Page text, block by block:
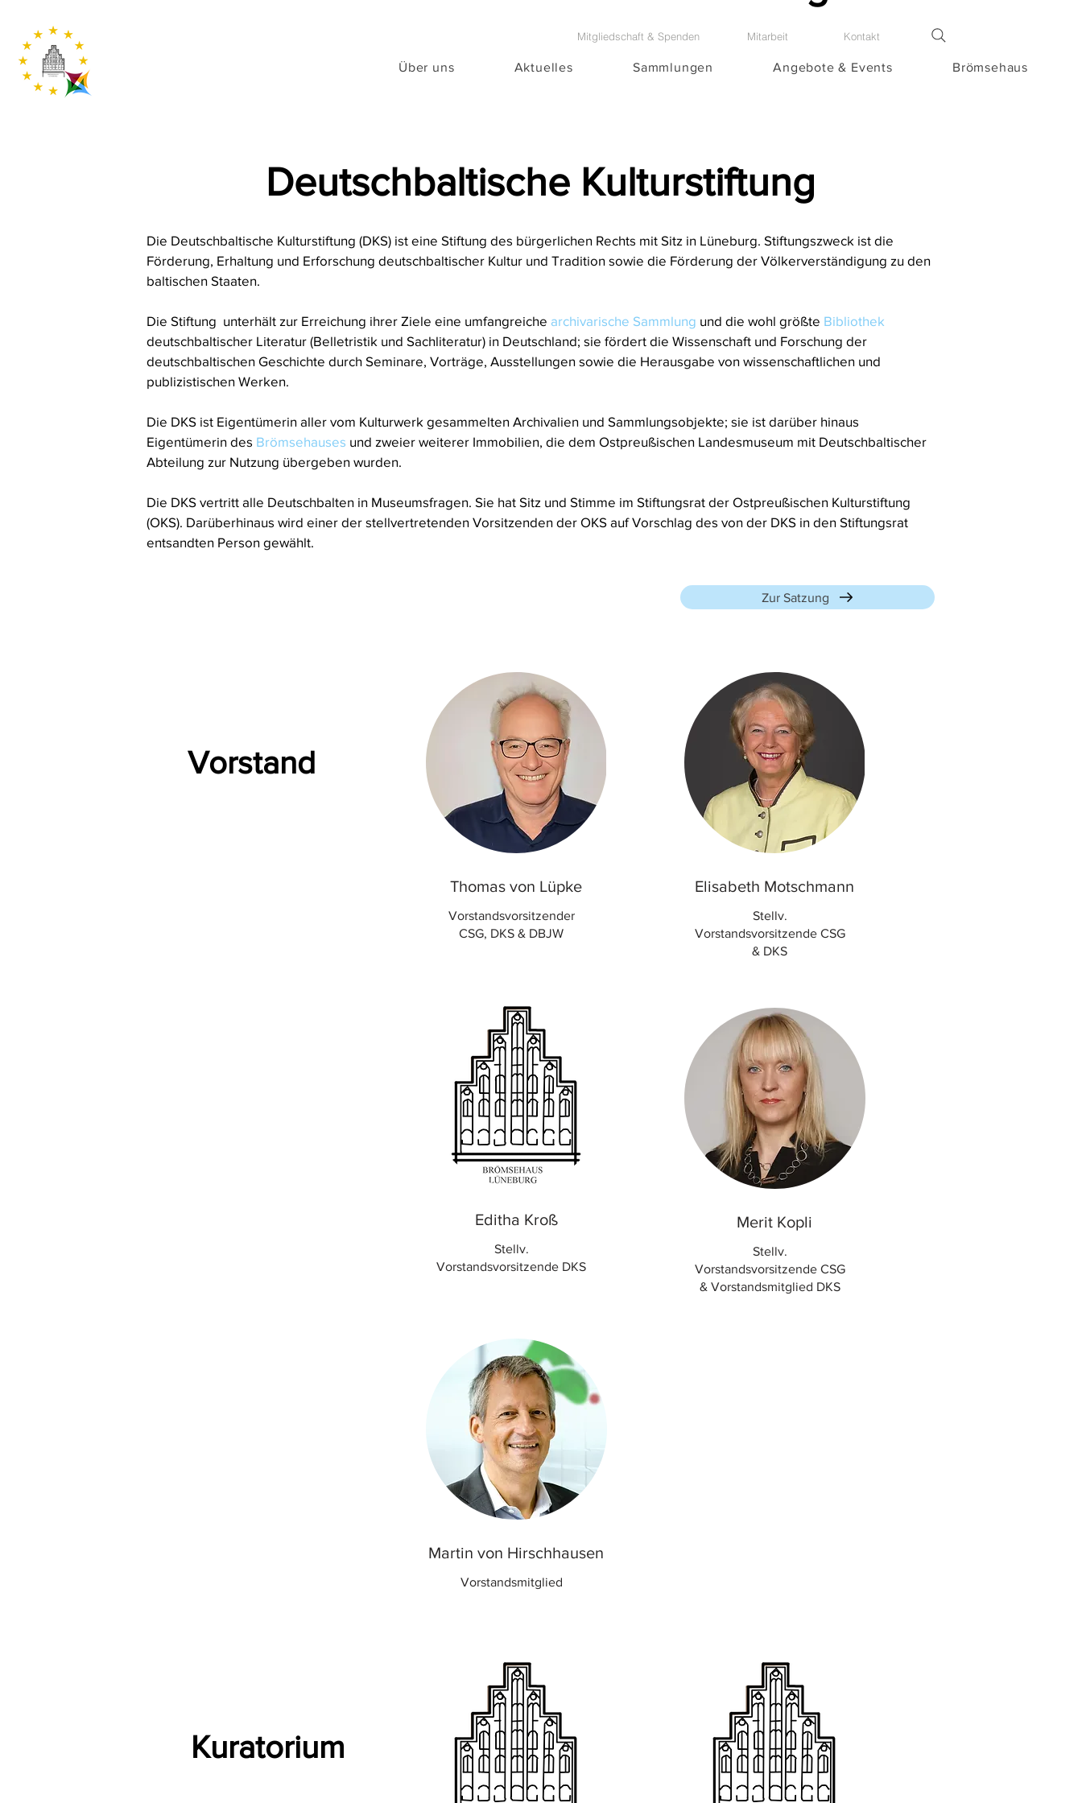
Mitarbeit Kontakt
Über uns Aktuelles Sammlungen Angebote & Events Brömsehaus
Mitgliedschaft & Spenden
Deutschbaltische Kulturstiftung
Die Deutschbaltische Kulturstiftung (DKS) ist eine Stiftung des bürgerlichen Rechts mit Sitz in Lüneburg. Stiftungszweck ist die
Förderung, Erhaltung und Erforschung deutschbaltischer Kultur und Tradition sowie die Förderung der Völkerverständigung zu den
baltischen Staaten.
Die Stiftung unterhält zur Erreichung ihrer Ziele eine umfangreiche archivarische Sammlung und die wohl größte Bibliothek
deutschbaltischer Literatur (Belletristik und Sachliteratur) in Deutschland; sie fördert die Wissenschaft und Forschung der
deutschbaltischen Geschichte durch Seminare, Vorträge, Ausstellungen sowie die Herausgabe von wissenschaftlichen und
publizistischen Werken.
Die DKS ist Eigentümerin aller vom Kulturwerk gesammelten Archivalien und Sammlungsobjekte; sie ist darüber hinaus
Eigentümerin des Brömsehauses und zweier weiterer Immobilien, die dem Ostpreußischen Landesmuseum mit Deutschbaltischer
Abteilung zur Nutzung übergeben wurden.
Die DKS vertritt alle Deutschbalten in Museumsfragen. Sie hat Sitz und Stimme im Stiftungsrat der Ostpreußischen Kulturstiftung
(OKS). Darüberhinaus wird einer der stellvertretenden Vorsitzenden der OKS auf Vorschlag des von der DKS in den Stiftungsrat
entsandten Person gewählt.
Zur Satzung
Vorstand
Thomas von Lüpke
Vorstandsvorsitzender
CSG, DKS & DBJW
Editha Kroß
Stellv.
Vorstandsvorsitzende DKS
Martin von Hirschhausen
Vorstandsmitglied
Elisabeth Motschmann
Stellv.
Vorstandsvorsitzende CSG
& DKS
Merit Kopli
Stellv.
Vorstandsvorsitzende CSG
& Vorstandsmitglied DKS
Kuratorium